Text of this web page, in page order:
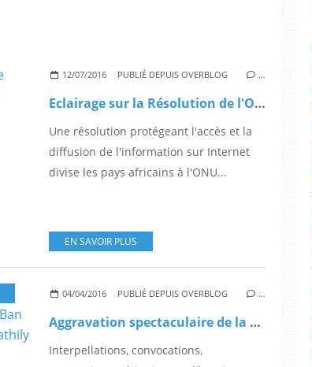
12/07/2016 PUBLIÉ DEPUIS OVERBLOG …
Eclairage sur la Résolution de l'ONU ( MAHAMAT ALI HIDJAZI)
Une résolution protégeant l'accès et la
diffusion de l'information sur Internet
divise les pays africains à l'ONU...
EN SAVOIR PLUS
04/04/2016 PUBLIÉ DEPUIS OVERBLOG …
Aggravation spectaculaire de la crise sociopolitique au Tchad : Ban Ki Moon dépêche Abdoulaye Bathily
Interpellations, convocations,